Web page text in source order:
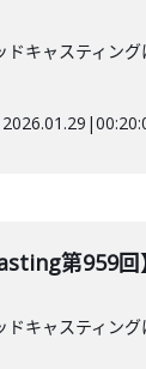
ドキャスティン
2026.01.29 |
第959
ドキャスティン